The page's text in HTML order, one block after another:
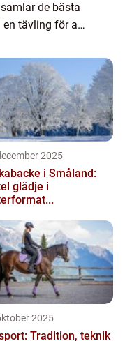
de bästa
en tävling för att
över...
2025
i Småland:
glädje i
2025
Tradition, teknik